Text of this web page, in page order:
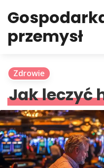
przemysł
Zdrowie
Jak leczyć